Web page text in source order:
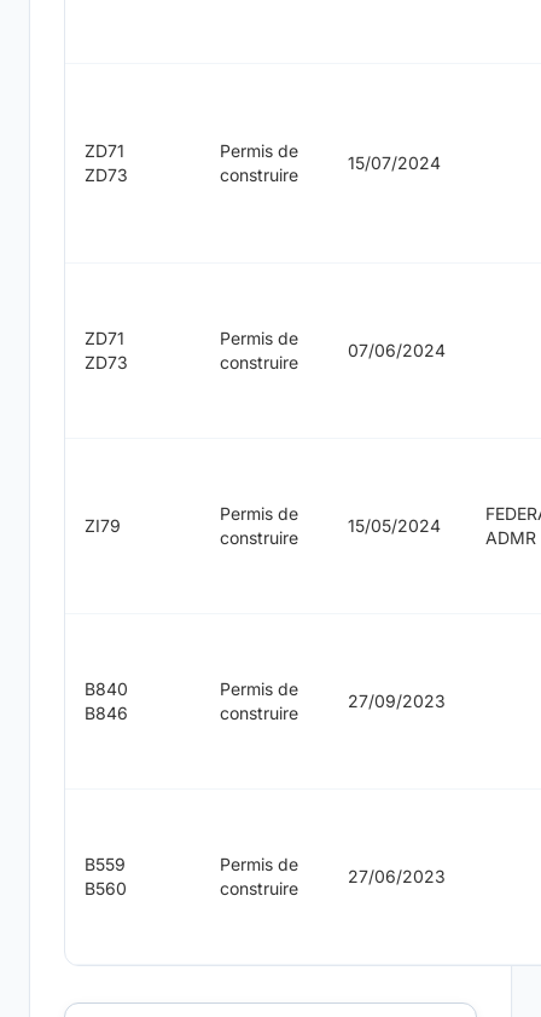
ZD71
ZD73
Permis de
construire
15/07/2024
ZD71
ZD73
Permis de
construire
07/06/2024
ZI79
Permis de
construire
15/05/2024
ADMR
B840
B846
Permis de
construire
27/09/2023
B559
B560
Permis de
construire
27/06/2023